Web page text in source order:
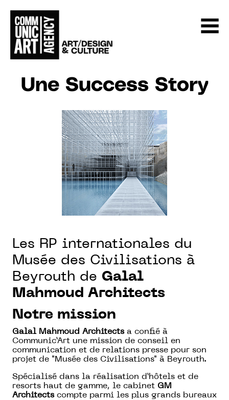
Une Success Story
Les RP internationales du
Musée des Civilisations à
Beyrouth de Galal
Mahmoud Architects
Notre mission
Galal Mahmoud Architectsa confié à
Communic’Art une mission de conseil en
communication et de relations presse pour son
projet de "Musée des Civilisations" à Beyrouth.
Spécialisé dans la réalisation d’hôtels et de
resorts haut de gamme, le cabinet GM
Architects compte parmi les plus grands bureaux